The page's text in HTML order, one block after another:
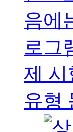
음에
로그
제 시
유형